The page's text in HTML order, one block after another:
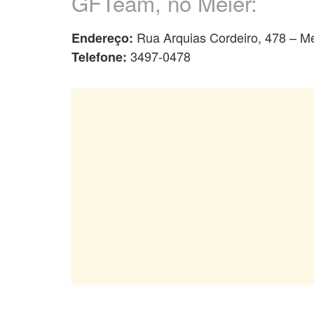
Endereço: Rua Arquias Cordeiro, 478 –
Telefone: 3497-0478